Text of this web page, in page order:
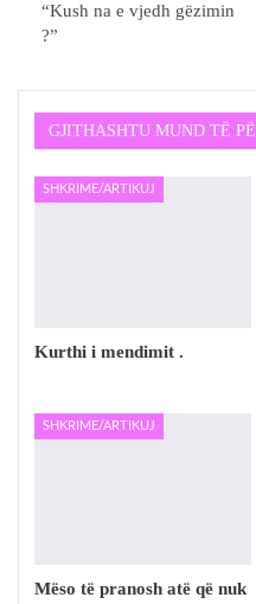
“Kush na e vjedh gëzimin
?”
GJITHASHTU MUND TË
SHKRIME/ARTIKUJ
Kurthi i mendimit .
SHKRIME/ARTIKUJ
Mëso të pranosh atë që nuk